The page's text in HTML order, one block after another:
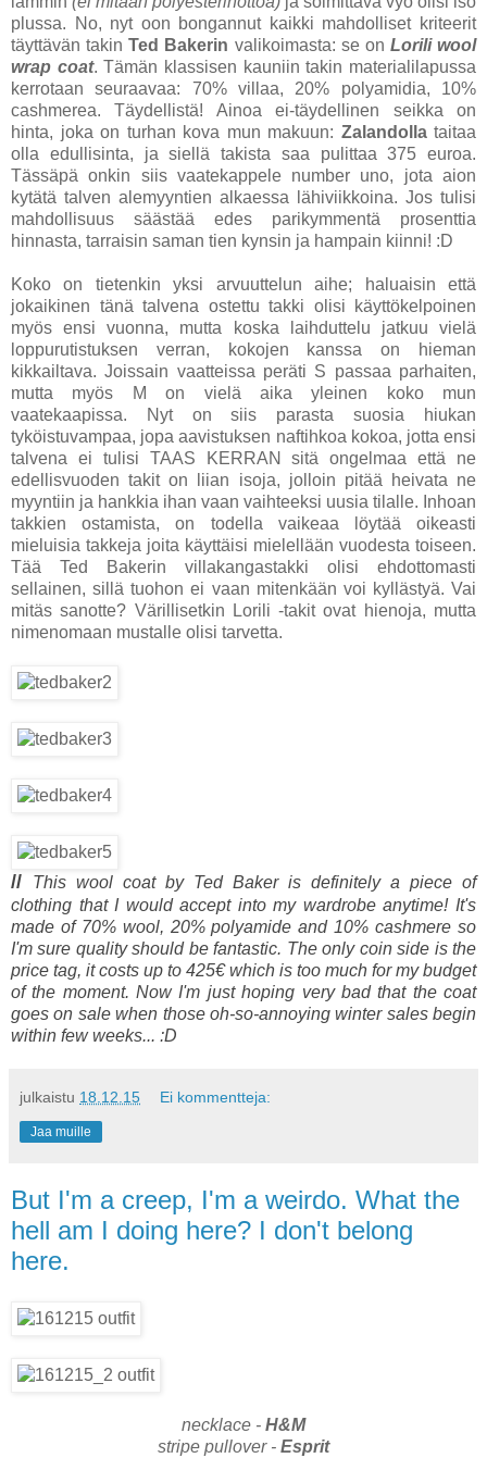
plussa. No, nyt oon bongannut kaikki mahdolliset kriteerit
täyttävän takinTed Bakerin valikoimasta: se on Lorili wool
wrap coat. Tämän klassisen kauniin takin materialilapussa
kerrotaan seuraavaa: 70% villaa, 20% polyamidia, 10%
cashmerea. Täydellistä! Ainoa ei-täydellinen seikka on
hinta, joka on turhan kova mun makuun: Zalandollataitaa
olla edullisinta, ja siellä takista saa pulittaa 375 euroa.
Tässäpä onkin siis vaatekappele number uno, jota aion
kytätä talven alemyyntien alkaessa lähiviikkoina. Jos tulisi
mahdollisuus säästää edes parikymmentä prosenttia
hinnasta, tarraisin saman tien kynsin ja hampain kiinni! :D
Koko on tietenkin yksi arvuuttelun aihe; haluaisin että
jokaikinen tänä talvena ostettu takki olisi käyttökelpoinen
myös ensi vuonna, mutta koska laihduttelu jatkuu vielä
loppurutistuksen verran, kokojen kanssa on hieman
kikkailtava. Joissain vaatteissa peräti S passaa parhaiten,
mutta myös M on vielä aika yleinen koko mun
vaatekaapissa. Nyt on siis parasta suosia hiukan
tyköistuvampaa, jopa aavistuksen naftihkoa kokoa, jotta ensi
talvena ei tulisi TAAS KERRAN sitä ongelmaa että ne
edellisvuoden takit on liian isoja, jolloin pitää heivata ne
myyntiin ja hankkia ihan vaan vaihteeksi uusia tilalle. Inhoan
takkien ostamista, on todella vaikeaa löytää oikeasti
mieluisia takkeja joita käyttäisi mielellään vuodesta toiseen.
Tää Ted Bakerin villakangastakki olisi ehdottomasti
sellainen, sillä tuohon ei vaan mitenkään voi kyllästyä. Vai
mitäs sanotte? Värillisetkin Lorili -takit ovat hienoja, mutta
nimenomaan mustalle olisi tarvetta.
//
This wool coat by Ted Baker is definitely a piece of
clothing that I would accept into my wardrobe anytime! It's
made of 70% wool, 20% polyamide and 10% cashmere so
I'm sure quality should be fantastic. The only coin side is the
price tag, it costs up to 425€ which is too much for my budget
of the moment. Now I'm just hoping very bad that the coat
goes on sale when those oh-so-annoying winter sales begin
within few weeks... :D
julkaistu 18.12.15 Ei kommentteja:
Jaa muille
But I'm a creep, I'm a weirdo. What the
hell am I doing here? I don't belong
here.
necklace - H&M
stripe pullover - Esprit